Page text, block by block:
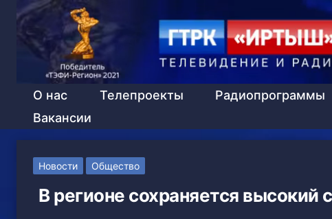
О нас Телепроекты Радиопрограммы
Вакансии
Новости Общество
В регионе сохраняется высокий